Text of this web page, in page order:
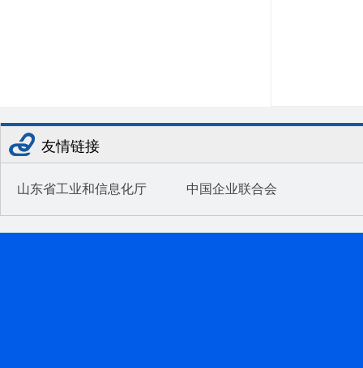
友情链接
山东省工业和信息化厅 中国企业联合会